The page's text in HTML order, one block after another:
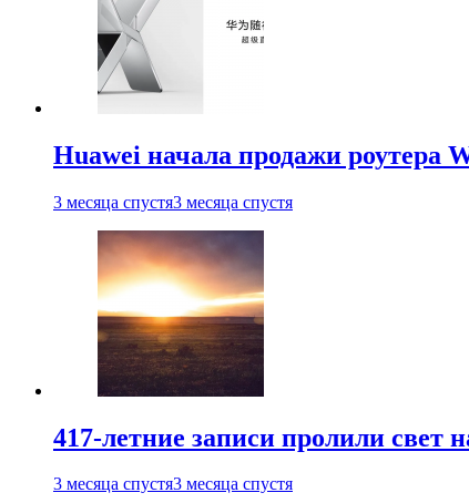
Huawei начала продажи роутера
3 месяца спустя3 месяца спустя
417-летние записи пролили свет
3 месяца спустя3 месяца спустя